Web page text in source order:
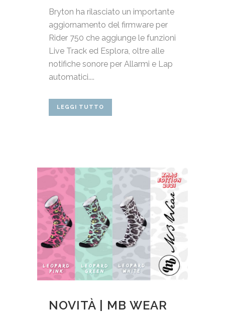
Bryton ha rilasciato un importante
aggiornamento del firmware per
Rider 750 che aggiunge le funzioni
Live Track ed Esplora, oltre alle
notifiche sonore per Allarmi e Lap
automatici....
LEGGI TUTTO
NOVITÀ | MB WEAR